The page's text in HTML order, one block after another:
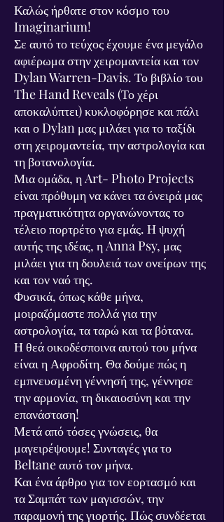
Καλώς ήρθατε στον κόσμο του
Imaginarium!
Σε αυτό το τεύχος έχουμε ένα μεγάλο
αφιέρωμα στην χειρομαντεία και τον
Dylan Warren-Davis. Το βιβλίο του
The Hand Reveals (Το χέρι
αποκαλύπτει) κυκλοφόρησε και πάλι
και ο Dylan μας μιλάει για το ταξίδι
στη χειρομαντεία, την αστρολογία και
τη βοτανολογία.
Μια ομάδα, η Art- Photo Projects
είναι πρόθυμη να κάνει τα όνειρά μας
πραγματικότητα οργανώνοντας το
τέλειο πορτρέτο για εμάς. Η ψυχή
αυτής της ιδέας, η Anna Psy, μας
μιλάει για τη δουλειά των ονείρων της
και τον ναό της.
Φυσικά, όπως κάθε μήνα,
μοιραζόμαστε πολλά για την
αστρολογία, τα ταρώ και τα βότανα.
Η θεά οικοδέσποινα αυτού του μήνα
είναι η Αφροδίτη. Θα δούμε πώς η
εμπνευσμένη γέννησή της, γέννησε
την αρμονία, τη δικαιοσύνη και την
επανάσταση!
Μετά από τόσες γνώσεις, θα
μαγειρέψουμε! Συνταγές για το
Beltane αυτό τον μήνα.
Και ένα άρθρο για τον εορτασμό και
τα Σαμπάτ των μαγισσών, την
παραμονή της γιορτής. Πώς συνδέεται